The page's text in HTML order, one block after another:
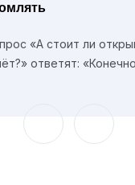
«А стоит ли
ответят: